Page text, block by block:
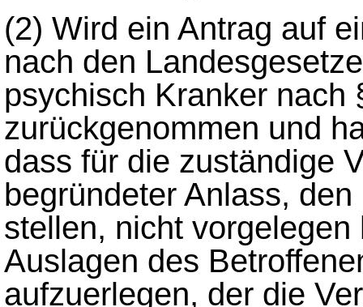
(2) Wird ein Antrag auf
nach den
psychisch Kranker nach
zurückgenommen und
dass für die zuständige
begründeter Anlass,
stellen, nicht
Auslagen des
aufzuerlegen, der die